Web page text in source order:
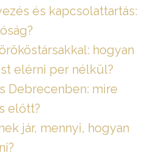
és kapcsolattartás:
hogyan
elérni per nélkül?
Debrecenben: mire
előtt?
jár, mennyi, hogyan